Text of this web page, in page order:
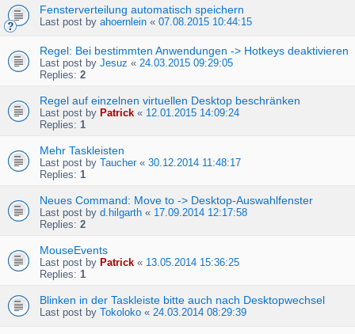
Fensterverteilung automatisch speichern
Last post by ahoernlein « 07.08.2015 10:44:15
Regel: Bei bestimmten Anwendungen -> Hotkeys deaktivieren
Last post by Jesuz « 24.03.2015 09:29:05
Replies: 2
Regel auf einzelnen virtuellen Desktop beschränken
Last post by Patrick « 12.01.2015 14:09:24
Replies: 1
Mehr Taskleisten
Last post by Taucher« 30.12.2014 11:48:17
Replies: 1
Neues Command: Move to -> Desktop-Auswahlfenster
Last post by d.hilgarth « 17.09.2014 12:17:58
Replies: 2
MouseEvents
Last post by Patrick « 13.05.2014 15:36:25
Replies: 1
Blinken in der Taskleiste bitte auch nach Desktopwechsel
Last post by Tokoloko « 24.03.2014 08:29:39